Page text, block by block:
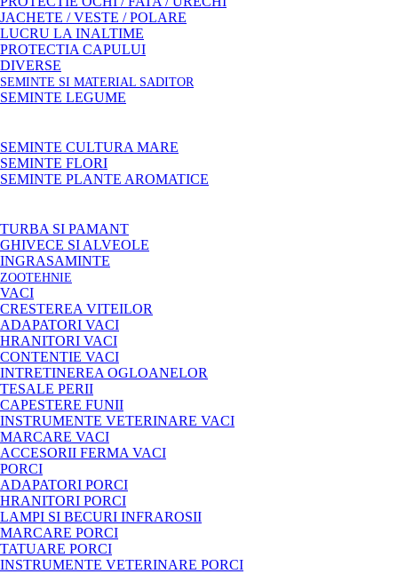
JACHETE / VESTE / POLARE
LUCRU LA INALTIME
PROTECTIA CAPULUI
DIVERSE
SEMINTE SI MATERIAL SADITOR
SEMINTE LEGUME
SEMINTE CULTURA MARE
SEMINTE FLORI
SEMINTE PLANTE AROMATICE
TURBA SI PAMANT
GHIVECE SI ALVEOLE
INGRASAMINTE
ZOOTEHNIE
VACI
CRESTEREA VITEILOR
ADAPATORI VACI
HRANITORI VACI
CONTENTIE VACI
INTRETINEREA OGLOANELOR
TESALE PERII
CAPESTERE FUNII
INSTRUMENTE VETERINARE VACI
MARCARE VACI
ACCESORII FERMA VACI
PORCI
ADAPATORI PORCI
HRANITORI PORCI
LAMPI SI BECURI INFRAROSII
MARCARE PORCI
TATUARE PORCI
INSTRUMENTE VETERINARE PORCI